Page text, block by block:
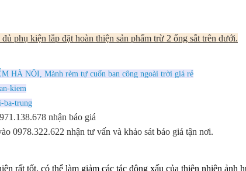
phụ kiện lắp đặt hoàn thiện sản phẩm trừ 2 ống sắt trên dưới.
HÀ NỘI, Mành rèm tự cuốn ban công ngoài trời giá rẻ
kiem
ba-trung
nhận báo giá
0978.322.622 nhận tư vấn và khảo sát báo giá tận nơi.
tốt, có thể làm giảm các tác động xấu của thiên nhiên ảnh